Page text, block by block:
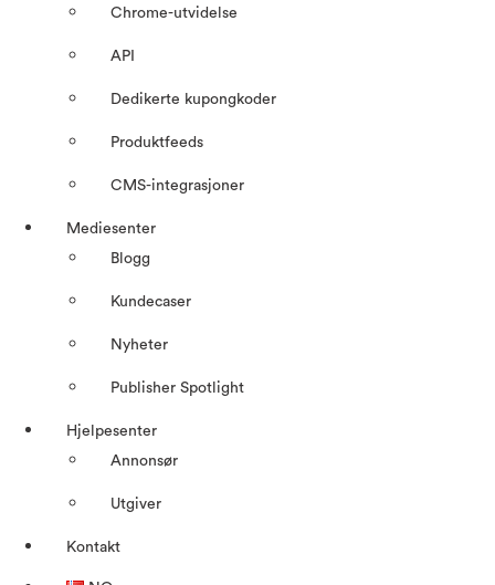
Chrome-utvidelse
API
Dedikerte kupongkoder
Produktfeeds
CMS-integrasjoner
Mediesenter
Blogg
Kundecaser
Nyheter
Publisher Spotlight
Hjelpesenter
Annonsør
Utgiver
Kontakt